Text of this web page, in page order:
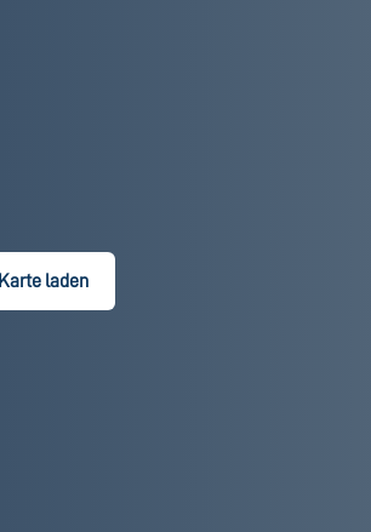
Karte laden